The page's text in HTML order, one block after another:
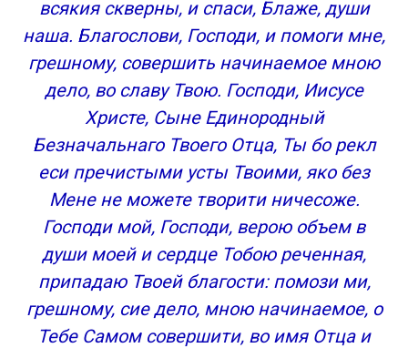
всякия скверны, и спаси, Блаже, души
наша. Благослови, Господи, и помоги мне,
грешному, совершить начинаемое мною
дело, во славу Твою. Господи, Иисусе
Христе, Сыне Единородный
Безначальнаго Твоего Отца, Ты бо рекл
еси пречистыми усты Твоими, яко без
Мене не можете творити ничесоже.
Господи мой, Господи, верою объем в
души моей и сердце Тобою реченная,
припадаю Твоей благости: помози ми,
грешному, сие дело, мною начинаемое, о
Тебе Самом совершити, во имя Отца и